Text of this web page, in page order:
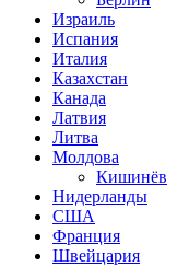
Израиль
Испания
Италия
Казахстан
Канада
Латвия
Литва
Молдова
Кишинёв
Нидерланды
США
Франция
Швейцария